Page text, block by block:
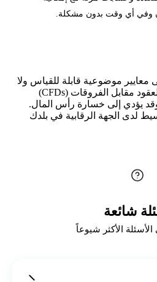
وفي أي وقت بدون مشكلة.
معايير موضوعية قابلة للقياس ولا
تُعد توصية مباشرة. تداول العقود مقابل الفروقات (CFDs)
يؤدي إلى خسارة رأس المال.
لدى الجهة الرقابية في بلدك
شائعة
الأكثر شيوعاً